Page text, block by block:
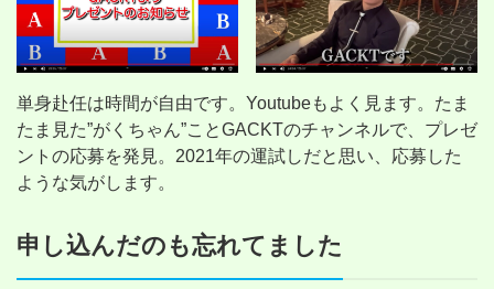
単身赴任は時間が自由です。Youtubeもよく見ます。たま
たま見た”がくちゃん”ことGACKTのチャンネルで、プレゼ
ントの応募を発見。2021年の運試しだと思い、応募した
ような気がします。
申し込んだのも忘れてました